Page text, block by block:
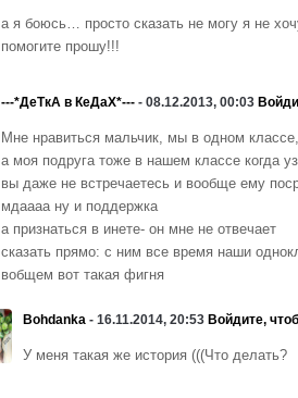
а я боюсь… просто сказать не могу я не
помогите прошу!!!
---*ДеТкА в КеДаХ*--- - 08.12.2013, 00:03
Мне нравиться мальчик, мы в одном
а моя подруга тоже в нашем классе когда
вы даже не встречаетесь и вообще ему
мдаааа ну и поддержка
а признаться в инете- он мне не отвечает
сказать прямо: с ним все время наши
вобщем вот такая фигня
Bohdanka - 16.11.2014, 20:53 Войдите,
У меня такая же история (((Что делать?